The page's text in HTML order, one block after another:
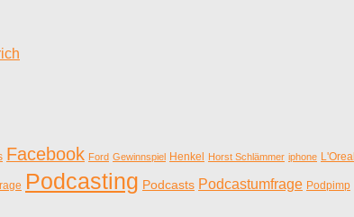
Facebook Ford Gewinnspiel Henkel Horst Schlämmer iphone L'Oreal
Podcasting Podcasts Podcastumfrage Podpimp